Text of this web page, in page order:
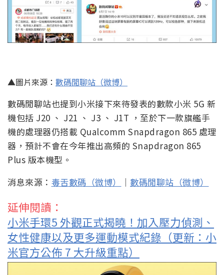
▲圖片來源： 數碼閒聊站（微博）
數碼閒聊站也提到小米接下來待發表的數款小米 5G 新
機包括 J20 、 J21 、 J3 、 J1T ，至於下一款旗艦手
Plus 版本機型。
消息來源：毒舌數碼（微博）｜數碼閒聊站（微博）
延伸閱讀：
小米手環5 外觀正式揭曉！加入壓力偵測、
女性健康以及更多運動模式紀錄（更新：小
米官方公佈 7 大升級重點）